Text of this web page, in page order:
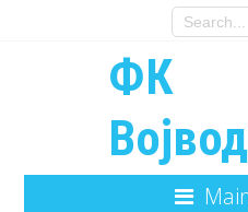
ФК